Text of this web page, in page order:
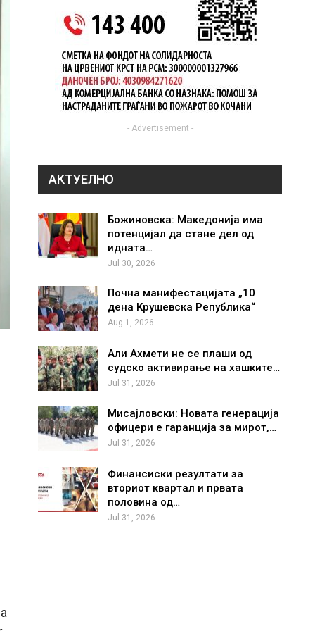
- Advertisement -
АКТУЕЛНО
Божиновска: Македонија има
потенцијал да стане дел од
идната…
Jul 30, 2026
Почна манифестацијата „10
дена Крушевска Република“
Aug 1, 2026
Али Ахмети не се плаши од
судско активирање на хашките…
Jul 31, 2026
Мисајловски: Новата генерација
офицери е гаранција за мирот,…
Jul 31, 2026
Финансиски резултати за
вториот квартал и првата
половина од…
Jul 31, 2026